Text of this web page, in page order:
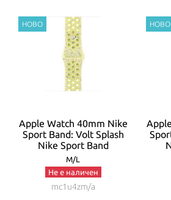
Apple Watch 40mm Nike
Sport Band: Volt Splash
Nike Sport Band
M/L
Не е наличен
mc1u4zm/a